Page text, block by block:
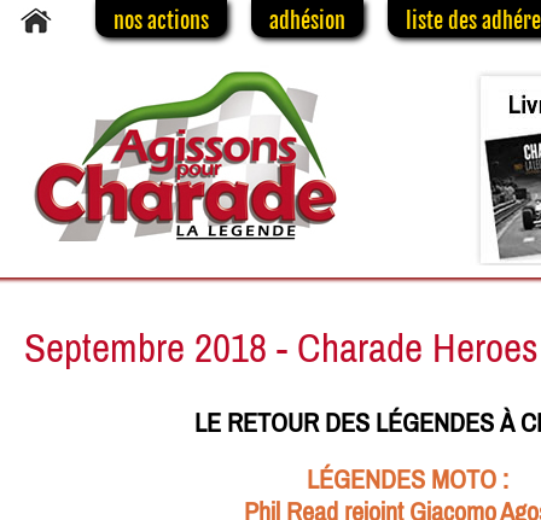
nos actions adhésion liste des
Septembre 2018 - Charade Heroes
LE RETOUR DES LÉGENDES À
LÉGENDES MOTO :
Phil Read rejoint Giacomo